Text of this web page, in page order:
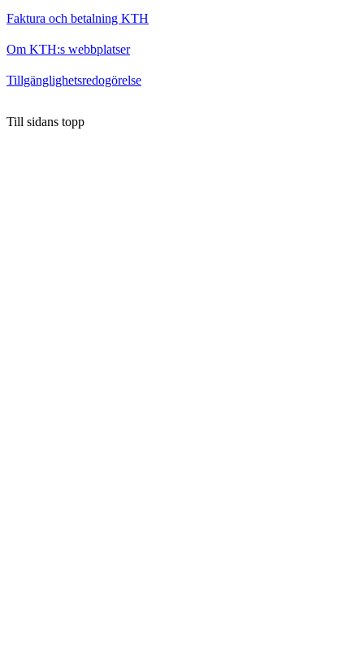
Faktura och betalning KTH
Om KTH:s webbplatser
Tillgänglighetsredogörelse
Till sidans topp